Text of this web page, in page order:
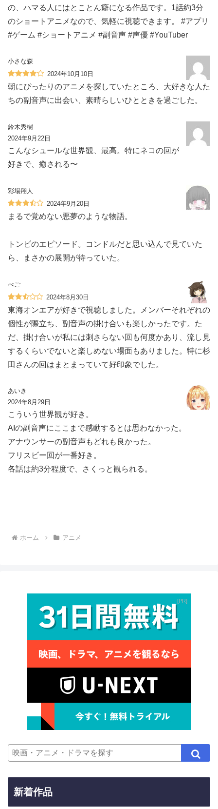
の、ハマる人にはとことん癖になる作品です。1話約3分
のショートアニメなので、気軽に視聴できます。 #アプリ
#ゲーム #ショートアニメ #副音声 #声優 #YouTuber
小さな森
2024年10月10日
朝にぴったりのアニメを探していたところ、大好きな人た
ちの副音声に出会い、素晴らしいひとときを過ごした。
鈴木秀樹
2024年9月22日
こんなシュールな世界観、最高。特にネコの回が
好きで、癒される〜
彩場翔人
2024年9月20日
まるで覚めない悪夢のような物語。
トンビのエピソード。コンドルだと思い込んで見ていた
ら、まさかの展開が待っていた。
ぺご
2024年8月30日
東海オンエアが好きで視聴しました。メンバーそれぞれの
個性が際立ち、副音声の掛け合いも楽しかったです。た
だ、掛け合いが私には刺さらない回も何度かあり、流し見
するくらいでないと楽しめない場面もありました。特に杉
田さんの回はまとまっていて好印象でした。
あいき
2024年8月29日
こういう世界観が好き。
AIの副音声にここまで感動するとは思わなかった。
アナウンサーの副音声もどれも良かった。
フリスビー回が一番好き。
各話は約3分程度で、さくっと観られる。
ホーム アニメ
PR
新着作品